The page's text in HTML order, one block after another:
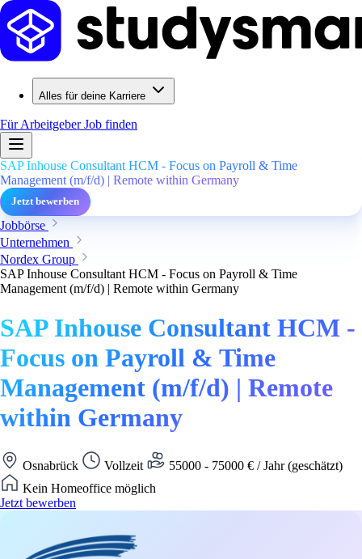
Alles für deine Karriere
Für ArbeitgeberJob finden
SAP Inhouse Consultant HCM - Focus on Payroll & Time
Management (m/f/d) | Remote within Germany
Jetzt bewerben
Jobbörse
Unternehmen
Nordex Group
SAP Inhouse Consultant HCM - Focus on Payroll & Time
Management (m/f/d) | Remote within Germany
SAP Inhouse Consultant HCM -
Focus on Payroll & Time
Management (m/f/d) | Remote
within Germany
Osnabrück Vollzeit
55000 - 75000 € / Jahr (geschätzt)
Kein Homeoffice möglich
Jetzt bewerben